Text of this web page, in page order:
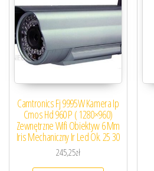
Camtronics Fj 9995W Kamera Ip
Cmos Hd 960 P ( 1280×960)
Zewnętrzne Wifi Obiektyw 6 Mm
Iris Mechaniczny Ir Led Ok. 25 30
245,25zł